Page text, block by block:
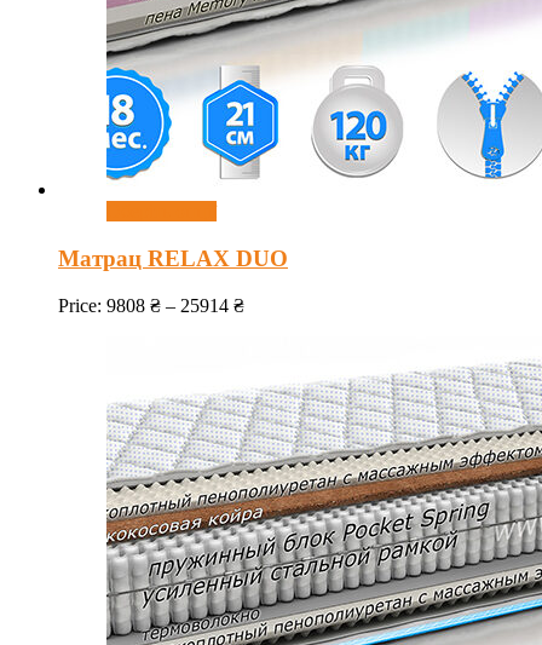
Матрац RELAX DUO
Price: 9808 ₴ – 25914 ₴